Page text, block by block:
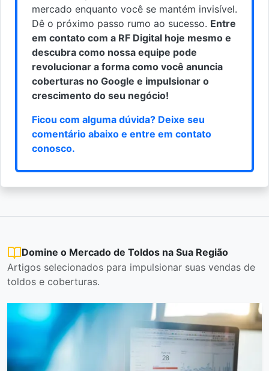
mercado enquanto você se mantém invisível.
Dê o próximo passo rumo ao sucesso. Entre
em contato com a RF Digital hoje mesmo e
descubra como nossa equipe pode
revolucionar a forma como você anuncia
coberturas no Google e impulsionar o
crescimento do seu negócio!
Ficou com alguma dúvida? Deixe seu
comentário abaixo e entre em contato
conosco.
Domine o Mercado de Toldos na Sua Região
Artigos selecionados para impulsionar suas vendas de
toldos e coberturas.